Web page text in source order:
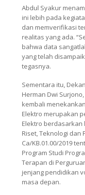
Abdul Syakur
ini lebih pada
dan memverifikasi
realitas yang ada.
bahwa data
yang telah
tegasnya.
Sementara itu,
Herman Dwi
kembali
Elektro merupakan
Elektro berdasarkan
Riset, Teknologi dan
Ca/KB.01.00/2019
Program Studi
Terapan di
jenjang pendidikan
masa depan.